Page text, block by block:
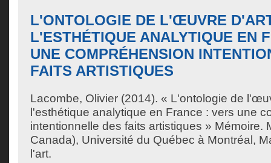
L'ONTOLOGIE DE L'ŒUVRE
L'ESTHÉTIQUE ANALYTIQUE EN
UNE COMPRÉHENSION
FAITS ARTISTIQUES
Lacombe, Olivier (2014). « L'ontologie de
l'esthétique analytique en France : vers une
intentionnelle des faits artistiques » Mémoire.
Canada), Université du Québec à Montréal,
l'art.